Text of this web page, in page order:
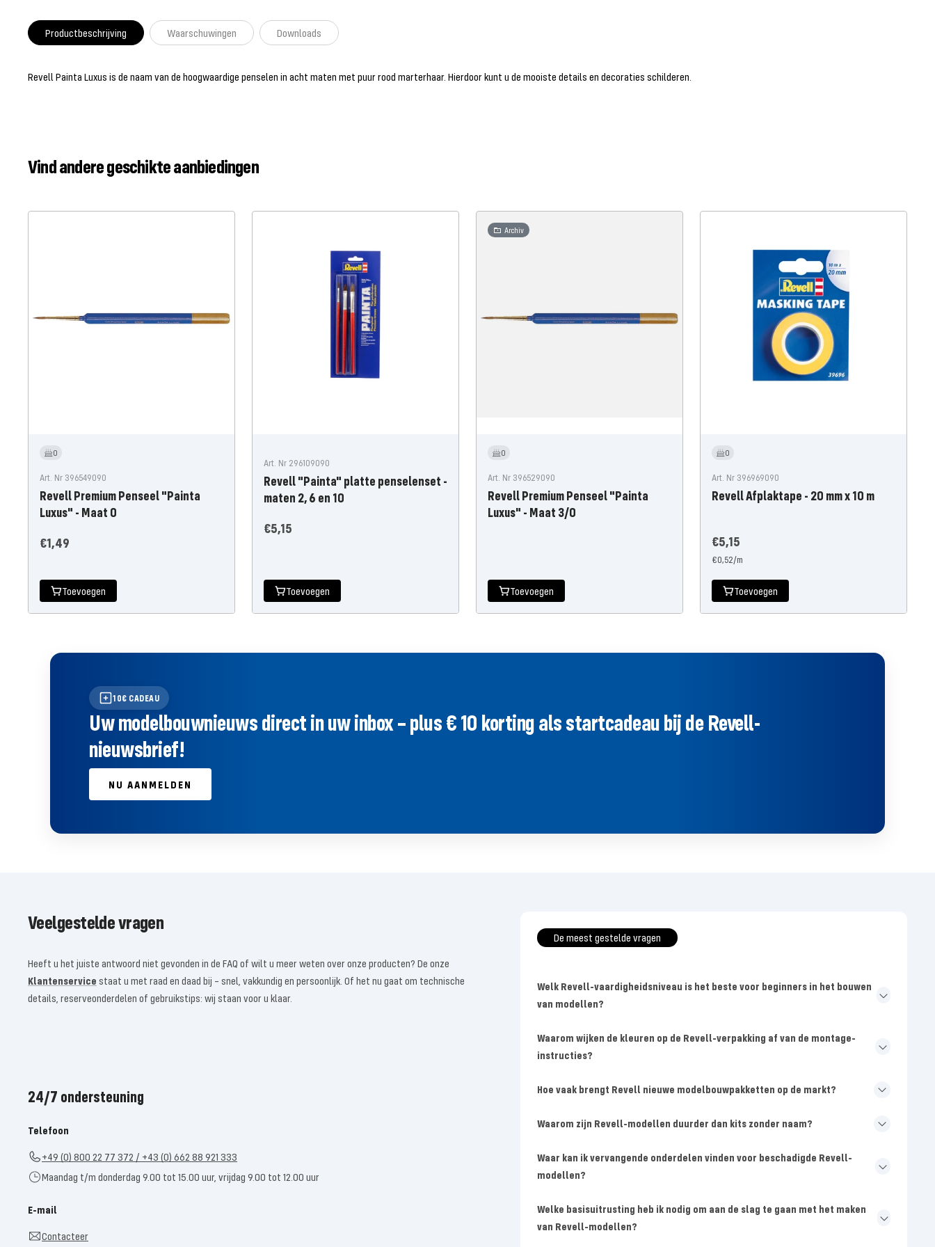
Productbeschrijving Waarschuwingen Downloads
Revell Painta Luxus is de naam van de hoogwaardige penselen in acht maten met puur rood marterhaar. Hierdoor kunt u de mooiste details en decoraties schilderen.
Vind andere geschikte aanbiedingen
0
Art. Nr 396549090
Revell Premium Penseel "Painta
Luxus" - Maat 0
Aanbiedingsprijs
€1,49
Toevoegen
Art. Nr 296109090
Revell "Painta" platte penselenset -
maten 2, 6 en 10
Aanbiedingsprijs
€5,15
Toevoegen
Archiv
0
Art. Nr 396529090
Revell Premium Penseel "Painta
Luxus" - Maat 3/0
Toevoegen
0
Art. Nr 396969090
Revell Afplaktape - 20 mm x 10 m
Aanbiedingsprijs
€5,15
€0,52/m
Toevoegen
10€ CADEAU
Uw modelbouwnieuws direct in uw inbox – plus € 10 korting als startcadeau bij de Revell-
nieuwsbrief!
NU AANMELDEN
Veelgestelde vragen
Heeft u het juiste antwoord niet gevonden in de FAQ of wilt u meer weten over onze producten? De onze
Klantenservice staat u met raad en daad bij – snel, vakkundig en persoonlijk. Of het nu gaat om technische
details, reserveonderdelen of gebruikstips: wij staan ​​voor u klaar.
24/7 ondersteuning
Telefoon
+49 (0) 800 22 77 372 / +43 (0) 662 88 921 333
Maandag t/m donderdag 9.00 tot 15.00 uur, vrijdag 9.00 tot 12.00 uur
E-mail
Contacteer
De meest gestelde vragen
Welk Revell-vaardigheidsniveau is het beste voor beginners in het bouwen
van modellen?
Waarom wijken de kleuren op de Revell-verpakking af van de montage-
instructies?
Hoe vaak brengt Revell nieuwe modelbouwpakketten op de markt?
Waarom zijn Revell-modellen duurder dan kits zonder naam?
Waar kan ik vervangende onderdelen vinden voor beschadigde Revell-
modellen?
Welke basisuitrusting heb ik nodig om aan de slag te gaan met het maken
van Revell-modellen?